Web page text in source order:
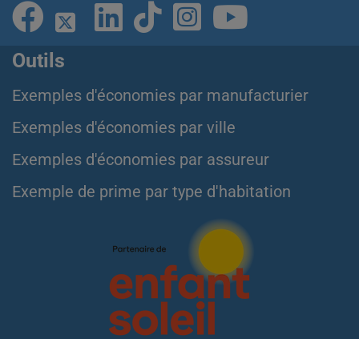
Outils
Exemples d'économies par manufacturier
Exemples d'économies par ville
Exemples d'économies par assureur
Exemple de prime par type d'habitation